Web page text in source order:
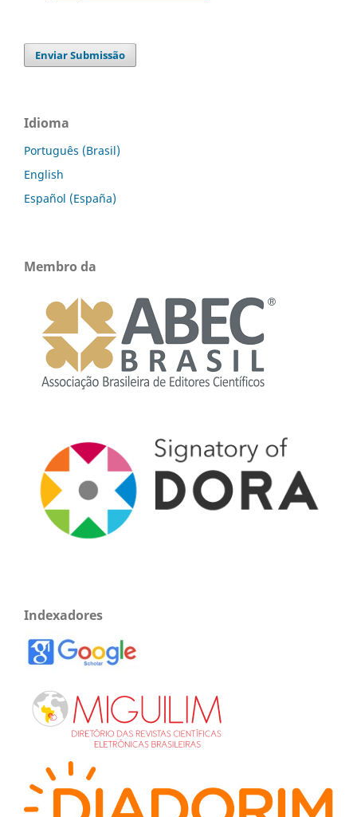
Enviar Submissão
Idioma
Português (Brasil)
English
Español (España)
Membro da
Indexadores